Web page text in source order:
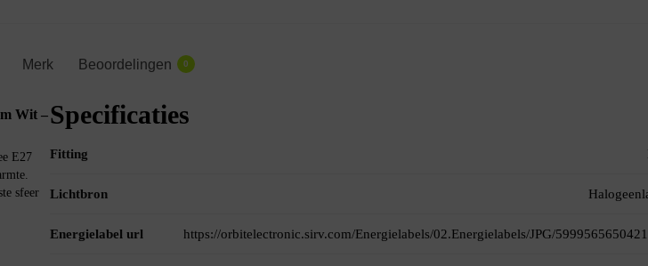
Merk Beoordelingen 0
Wit –
E27
sfeer
Specificaties
Fitting
Lichtbron
Energielabel url https://orbitelectronic.sirv.com/Energielabels/02.Energielabels/JPG/